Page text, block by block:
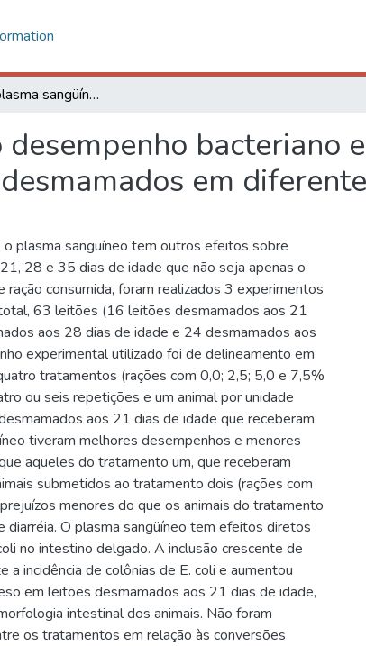
Efeitos do plasma sangüíneo sobre o desempenho bacteriano e estrutura intestinal de leitões recém desmamados em diferentes idades
bacteriano e
em
plasma sangüíneo tem outros efeitos sobre
28 e 35 dias de idade que não seja apenas o
ração consumida, foram realizados 3 experimentos
63 leitões (16 leitões desmamados aos 21
aos 28 dias de idade e 24 desmamados aos
experimental utilizado foi de delineamento em
tratamentos (rações com 0,0; 2,5; 5,0 e 7,5%
ou seis repetições e um animal por unidade
aos 21 dias de idade que receberam
tiveram melhores desempenhos e menores
aqueles do tratamento um, que receberam
submetidos ao tratamento dois (rações com
menores do que os animais do tratamento
diarréia. O plasma sangüíneo tem efeitos diretos
no intestino delgado. A inclusão crescente de
a incidência de colônias de E. coli e aumentou
em leitões desmamados aos 21 dias de idade,
intestinal dos animais. Não foram
os tratamentos em relação às conversões